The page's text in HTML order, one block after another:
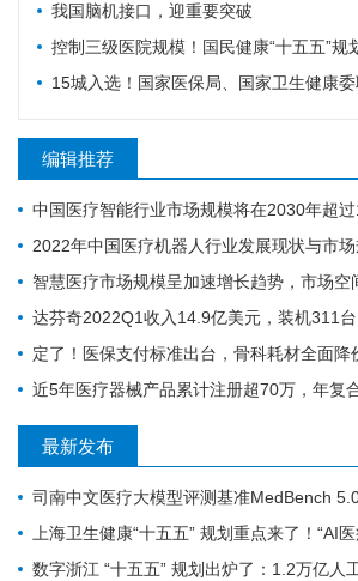
我国脑机接口，迎重要突破
控制三级医院规模！国民健康“十五五”规
15城入选！国家医保局、国家卫生健康委联合确定基层医疗卫生重点
编辑推荐
中国医疗智能行业市场规模将在2030年超过1.1万
2022年中国医疗机器人行业发展现状与市场规模分析 行业处于
智慧医疗市场规模呈加速增长趋势，市场空间将
达芬奇2022Q1收入14.9亿美元，装机311台，手术量同
定了！医保支付标准出台，骨科耗材全面降
近5年医疗器械产品累计注册超70万，年复合增长
最新发布
司南中文医疗大模型评测基准MedBench 5.0上新，超31万次评测持续筑
上海卫生健康“十五五” 规划重点来了！“AI医疗覆盖率
数字浙江 “十五五” 规划出炉了：1.2万亿人